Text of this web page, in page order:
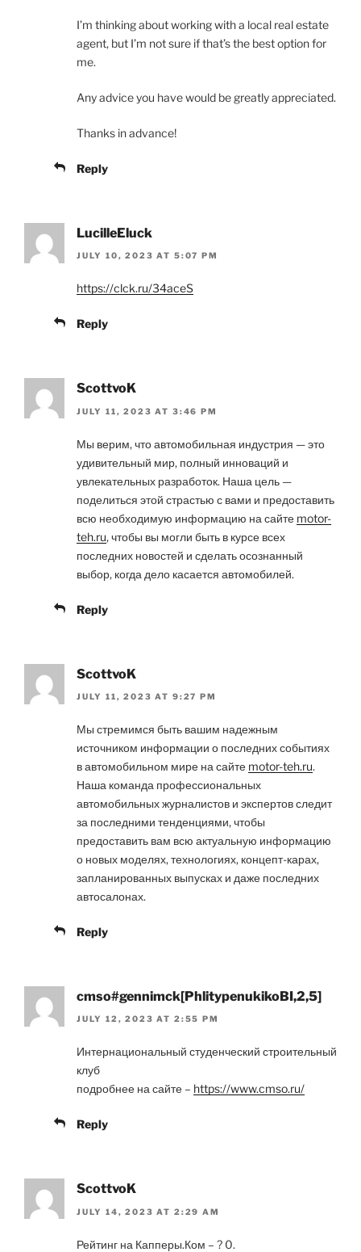
I’m thinking about working with a local real estate
agent, but I’m not sure if that’s the best option for
me.
Any advice you have would be greatly appreciated.
Thanks in advance!
Reply
LucilleEluck
JULY 10, 2023 AT 5:07 PM
https://clck.ru/34aceS
Reply
ScottvoK
JULY 11, 2023 AT 3:46 PM
Мы верим, что автомобильная индустрия — это
удивительный мир, полный инноваций и
увлекательных разработок. Наша цель —
поделиться этой страстью с вами и предоставить
всю необходимую информацию на сайте motor-
teh.ru, чтобы вы могли быть в курсе всех
последних новостей и сделать осознанный
выбор, когда дело касается автомобилей.
Reply
ScottvoK
JULY 11, 2023 AT 9:27 PM
Мы стремимся быть вашим надежным
источником информации о последних событиях
в автомобильном мире на сайте motor-teh.ru.
Наша команда профессиональных
автомобильных журналистов и экспертов следит
за последними тенденциями, чтобы
предоставить вам всю актуальную информацию
о новых моделях, технологиях, концепт-карах,
запланированных выпусках и даже последних
автосалонах.
Reply
cmso#gennimck[PhlitypenukikoBI,2,5]
JULY 12, 2023 AT 2:55 PM
Интернациональный студенческий строительный
клуб
подробнее на сайте – https://www.cmso.ru/
Reply
ScottvoK
JULY 14, 2023 AT 2:29 AM
Рейтинг на Капперы.Ком – ? 0.